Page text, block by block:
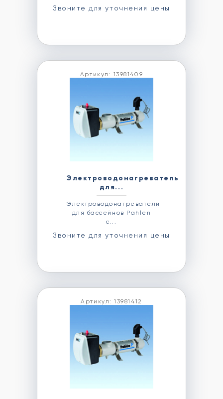
Звоните для уточнения цены
Артикул: 13981409
Электроводонагреватель
для...
Электроводонагреватели
для бассейнов Pahlen
с...
Звоните для уточнения цены
Артикул: 13981412